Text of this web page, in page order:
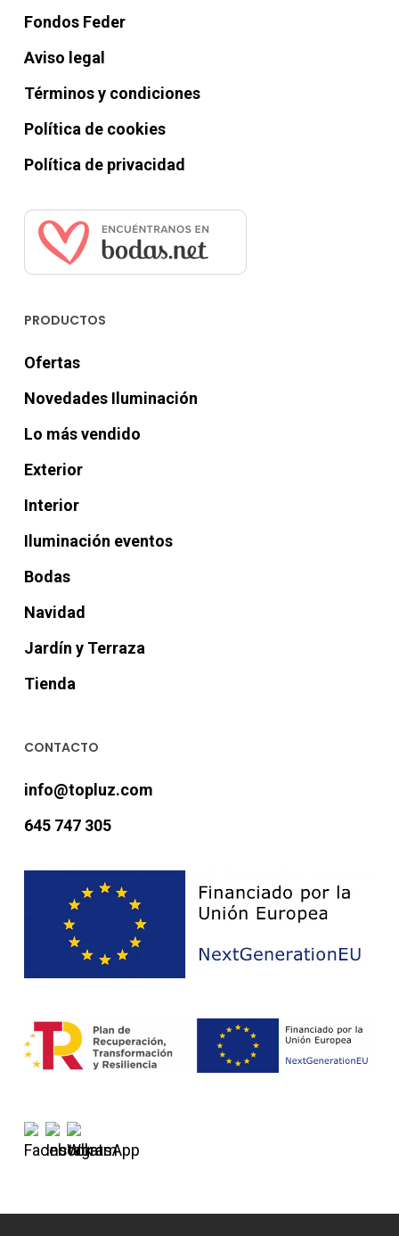
Fondos Feder
Aviso legal
Términos y condiciones
Política de cookies
Política de privacidad
PRODUCTOS
Ofertas
Novedades Iluminación
Lo más vendido
Exterior
Interior
Iluminación eventos
Bodas
Navidad
Jardín y Terraza
Tienda
CONTACTO
info@topluz.com
645 747 305